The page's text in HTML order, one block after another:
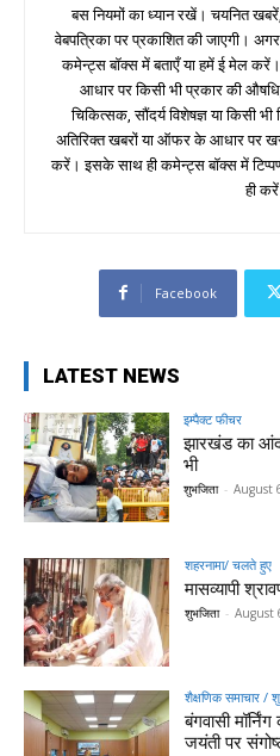
बस नियमों का ध्यान रखें। चयनित
वेबपत्रिका पर प्रकाशित की जाएगी।
कमेन्ट्स बॉक्स में बताएँ या हमें ई मेल
आधार पर किसी भी प्रकार की
चिकित्सक, सौंदर्य विशेषज्ञ या किसी
अतिरिक्त खबरों या ऑफर के आधार पर
करें। इसके साथ ही कमेन्ट्स बॉक्स में
ही
Facebook
LATEST NEWS
इम्पैक्ट फीचर
झारखंड का
भी
शुभजिता - August
शहरनामा/ चलते हुए
मासव्यापी
शुभजिता - August
शैक्षणिक समाचार /
बंगवासी
जयंती पर